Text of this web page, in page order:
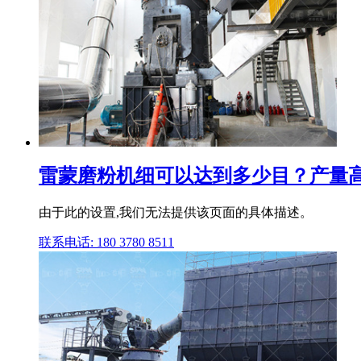
雷蒙磨粉机细可以达到多少目？产量
由于此的设置,我们无法提供该页面的具体描述。
联系电话: 180 3780 8511